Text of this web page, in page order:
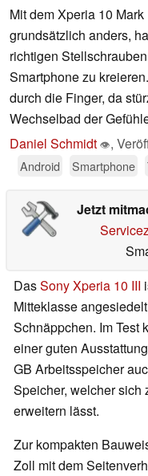
Mit dem Xperia 10
grundsätzlich anders,
richtigen
Smartphone zu
durch die Finger, da
Wechselbad der
Daniel Schmidt 👁,
Android
Smartphone
Jetzt
DasSony Xperia 10 III
Mitteklasse
Schnäppchen. Im Test
einer guten
GB Arbeitsspeicher
Speicher, welcher sich
erweitern lässt.
Zur kompakten
Zoll mit dem